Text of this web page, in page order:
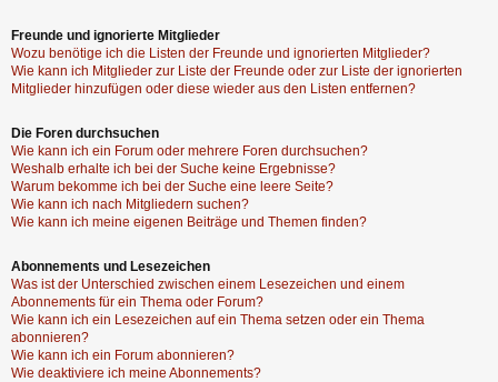
Freunde und ignorierte Mitglieder
Wozu benötige ich die Listen der Freunde und ignorierten Mitglieder?
Wie kann ich Mitglieder zur Liste der Freunde oder zur Liste der ignorierten
Mitglieder hinzufügen oder diese wieder aus den Listen entfernen?
Die Foren durchsuchen
Wie kann ich ein Forum oder mehrere Foren durchsuchen?
Weshalb erhalte ich bei der Suche keine Ergebnisse?
Warum bekomme ich bei der Suche eine leere Seite?
Wie kann ich nach Mitgliedern suchen?
Wie kann ich meine eigenen Beiträge und Themen finden?
Abonnements und Lesezeichen
Was ist der Unterschied zwischen einem Lesezeichen und einem
Abonnements für ein Thema oder Forum?
Wie kann ich ein Lesezeichen auf ein Thema setzen oder ein Thema
abonnieren?
Wie kann ich ein Forum abonnieren?
Wie deaktiviere ich meine Abonnements?